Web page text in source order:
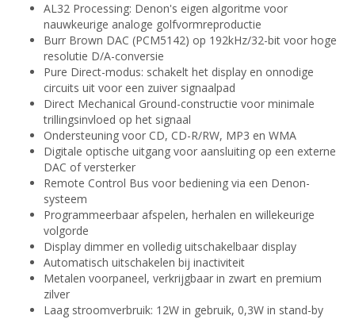
AL32 Processing: Denon's eigen algoritme voor
nauwkeurige analoge golfvormreproductie
Burr Brown DAC (PCM5142) op 192kHz/32-bit voor hoge
resolutie D/A-conversie
Pure Direct-modus: schakelt het display en onnodige
circuits uit voor een zuiver signaalpad
Direct Mechanical Ground-constructie voor minimale
trillingsinvloed op het signaal
Ondersteuning voor CD, CD-R/RW, MP3 en WMA
Digitale optische uitgang voor aansluiting op een externe
DAC of versterker
Remote Control Bus voor bediening via een Denon-
systeem
Programmeerbaar afspelen, herhalen en willekeurige
volgorde
Display dimmer en volledig uitschakelbaar display
Automatisch uitschakelen bij inactiviteit
Metalen voorpaneel, verkrijgbaar in zwart en premium
zilver
Laag stroomverbruik: 12W in gebruik, 0,3W in stand-by